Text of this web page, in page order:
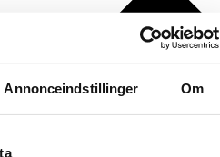
Annonceindstillinger Om